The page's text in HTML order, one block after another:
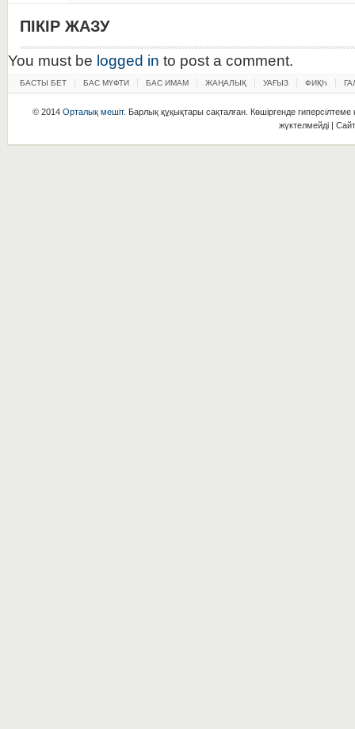
ПІКІР ЖАЗУ
You must be logged in to post a comment.
БАСТЫ БЕТ БАС МҮФТИ БАС ИМАМ ЖАҢАЛЫҚ УАҒЫЗ ФИҚҺ
© 2014 Орталық мешіт. Барлық құқықтары сақталған. Көшіргенде гиперсілтеме
жүктелмейді |